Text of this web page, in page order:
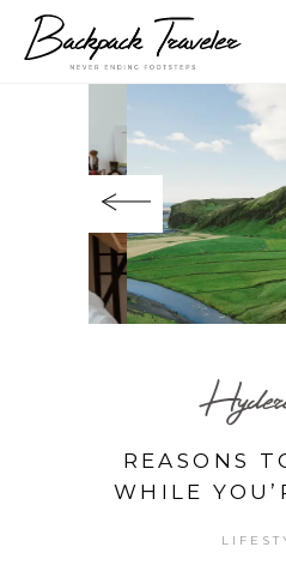
REASONS
WHILE